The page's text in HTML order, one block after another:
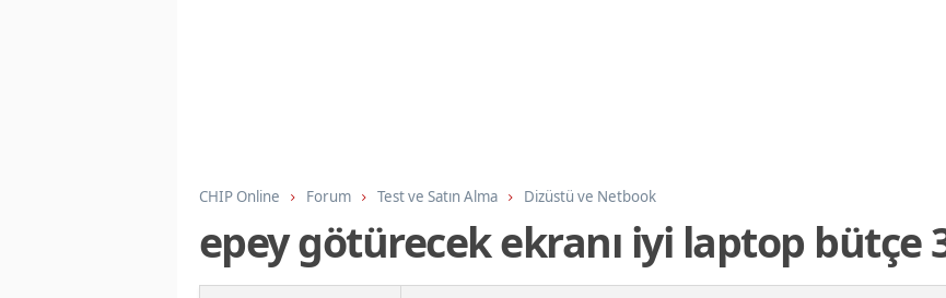
CHIP Online Forum Test ve Satın Alma Dizüstü ve Netbook
epey götürecek ekranı iyi laptop bütçe